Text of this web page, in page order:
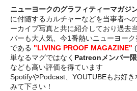
ニューヨークのグラフィティーマガジ
に付随するカルチャーなどを当事者へ
ーカイブ写真と共に紹介しており過去
バーも大人気、今1番熱いニューヨー
である "LIVING PROOF MAGAZINE"
単なるマグではなく Patreonメンバー
なども高い評価を得ています
SpotifyやPodcast、YOUTUBEもお好
みて下さい！